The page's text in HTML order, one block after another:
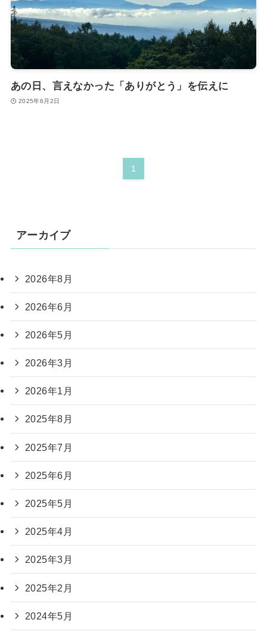
あの日、言えなかった「ありがとう」を伝えに
2025年6月2日
1
アーカイブ
2026年8月
2026年6月
2026年5月
2026年3月
2026年1月
2025年8月
2025年7月
2025年6月
2025年5月
2025年4月
2025年3月
2025年2月
2024年5月